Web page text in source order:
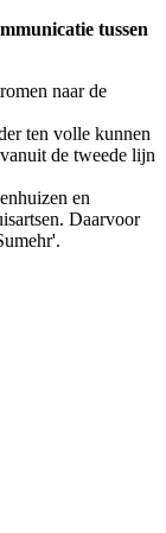
tussen
naar de
ten volle kunnen
de tweede lijn
en
Daarvoor